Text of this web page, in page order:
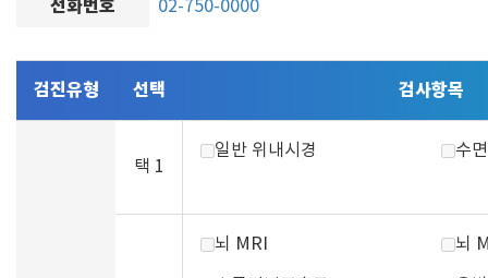
전화번호 02-750-0000
검진유형 선택 검사항목
택 1
일반 위내시경 수
뇌 MRI 뇌